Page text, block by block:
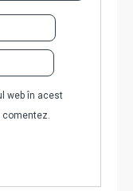
web în acest
comentez.